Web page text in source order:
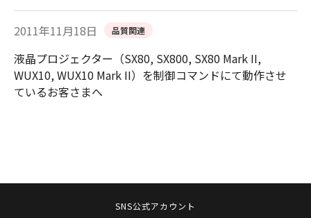
2011年11月18日 品質関連
液晶プロジェクター（SX80, SX800, SX80 Mark II,
WUX10, WUX10 Mark II）を制御コマンドにて動作させ
ているお客さまへ
SNS公式アカウント